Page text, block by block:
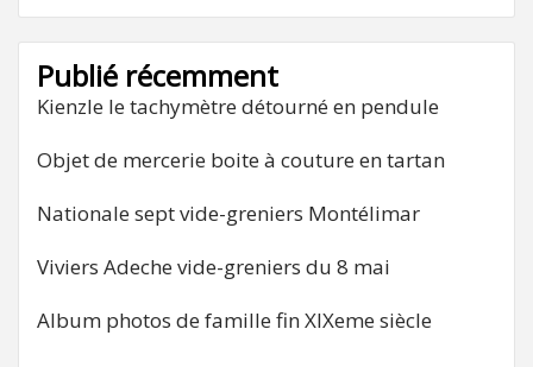
Publié récemment
Kienzle le tachymètre détourné en pendule
Objet de mercerie boite à couture en tartan
Nationale sept vide-greniers Montélimar
Viviers Adeche vide-greniers du 8 mai
Album photos de famille fin XIXeme siècle